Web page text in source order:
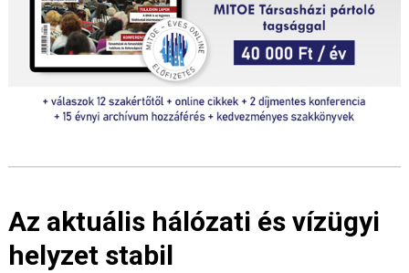
Az aktuális hálózati és vízügyi
helyzet stabil